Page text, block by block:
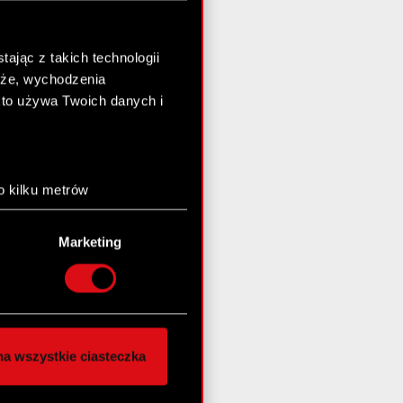
z takich technologii
wychodzenia
używa Twoich danych i
kilku metrów
(fingerprinting,
preferencje w
chwili.
i
innymi danymi
z naszej witryny,
Marketing
wszystkie ciasteczka